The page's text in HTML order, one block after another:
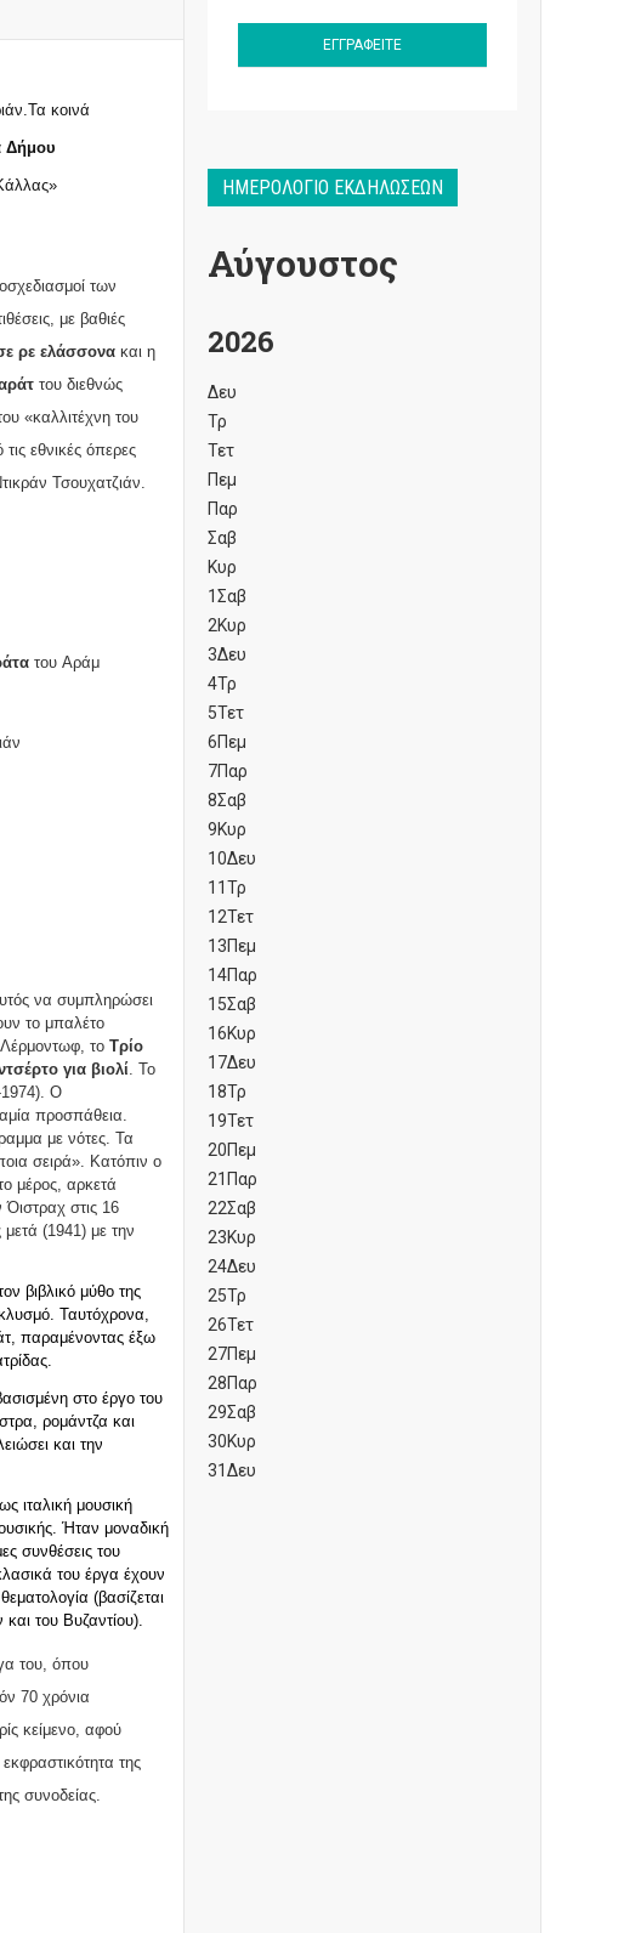
κοινά
Δήμου
των
με βαθιές
ρε ελάσσονα και η
του διεθνώς
«καλλιτέχνη του
εθνικές όπερες
Τσουχατζιάν.
του Αράμ
να συμπληρώσει
το μπαλέτο
το Τρίο
για βιολί . Το
1974). Ο
προσπάθεια.
με νότες. Τα
σειρά». Κατόπιν ο
μέρος, αρκετά
στις 16
(1941) με την
βιβλικό μύθο της
μό Ταυτόχρονα
παραμένοντας έξω
στο έργο του
ρομάντζα και
και την
ιταλική μουσική
Ήταν μοναδική
συνθέσεις του
του έργα έχουν
(βασίζεται
του Βυζαντίου).
του, όπου
70 χρόνια
κείμενο, αφού
της
συνοδείας.
ΗΜΕΡΟΛΌΓΙΟ ΕΚΔΗΛΏΣΕΩΝ
Αύγουστος
2026
Δευ
Τρ
Τετ
Πεμ
Παρ
Σαβ
Κυρ
1Σαβ
2Κυρ
3Δευ
4Τρ
5Τετ
6Πεμ
7Παρ
8Σαβ
9Κυρ
10Δευ
11Τρ
12Τετ
13Πεμ
14Παρ
15Σαβ
16Κυρ
17Δευ
18Τρ
19Τετ
20Πεμ
21 Παρ
22Σαβ
23Κυρ
24Δευ
25Τρ
26Τετ
27Πεμ
28Παρ
29Σαβ
30Κυρ
31Δευ